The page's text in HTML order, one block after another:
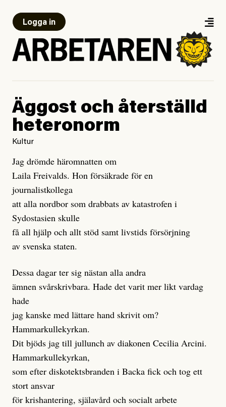
Logga in
Äggost och återställd
heteronorm
Kultur
Jag drömde häromnatten om
Laila Freivalds. Hon försäkrade för en
journalistkollega
att alla nordbor som drabbats av katastrofen i
Sydostasien skulle
få all hjälp och allt stöd samt livstids försörjning
av svenska staten.
Dessa dagar ter sig nästan alla andra
ämnen svårskrivbara. Hade det varit mer likt vardag
hade
jag kanske med lättare hand skrivit om?
Hammarkullekyrkan.
Dit bjöds jag till jullunch av diakonen Cecilia Arcini.
Hammarkullekyrkan,
som efter diskotektsbranden i Backa fick och tog ett
stort ansvar
för krishantering, själavård och socialt arbete